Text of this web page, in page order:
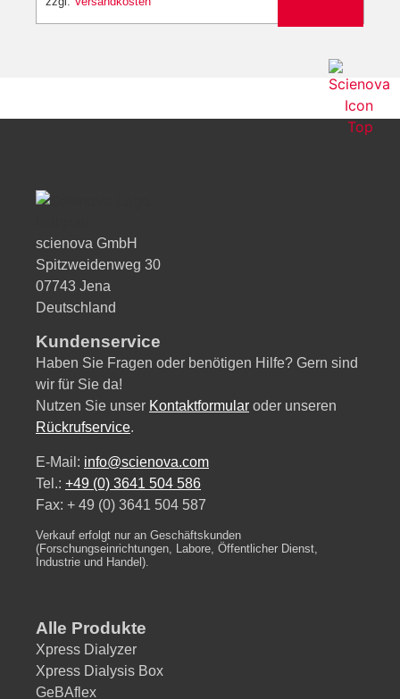
scienova GmbH
Spitzweidenweg 30
07743 Jena
Deutschland
Kundenservice
Haben Sie Fragen oder benötigen Hilfe? Gern sind
wir für Sie da!
Nutzen Sie unser Kontaktformular oder unseren
Rückrufservice.
E-Mail: info@scienova.com
Tel.: +49 (0) 3641 504 586
Fax: + 49 (0) 3641 504 587
Verkauf erfolgt nur an Geschäftskunden
(Forschungseinrichtungen, Labore, Öffentlicher Dienst,
Industrie und Handel).
Alle Produkte
Xpress Dialyzer
Xpress Dialysis Box
GeBAflex